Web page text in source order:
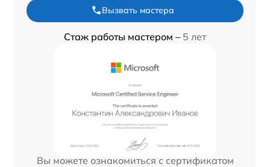
Вызвать мастера
Стаж работы мастером – 5 лет
Вы можете ознакомиться с сертификатом